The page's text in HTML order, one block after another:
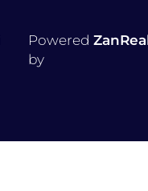
Powered
by